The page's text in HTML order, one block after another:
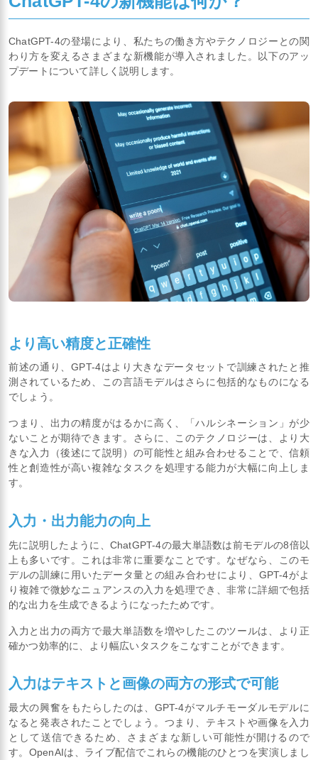
ChatGPT-4の登場により、私たちの働き方やテクノロジーとの関
わり方を変えるさまざまな新機能が導入されました。以下のアッ
プデートについて詳しく説明します。
より高い精度と正確性
前述の通り、GPT-4はより大きなデータセットで訓練されたと推
測されているため、この言語モデルはさらに包括的なものになる
でしょう。
つまり、出力の精度がはるかに高く、「ハルシネーション」が少
ないことが期待できます。さらに、このテクノロジーは、より大
きな入力（後述にて説明）の可能性と組み合わせることで、信頼
性と創造性が高い複雑なタスクを処理する能力が大幅に向上しま
す。
入力・出力能力の向上
先に説明したように、ChatGPT-4の最大単語数は前モデルの8倍以
上も多いです。これは非常に重要なことです。なぜなら、このモ
デルの訓練に用いたデータ量との組み合わせにより、GPT-4がよ
り複雑で微妙なニュアンスの入力を処理でき、非常に詳細で包括
的な出力を生成できるようになったためです。
入力と出力の両方で最大単語数を増やしたこのツールは、より正
確かつ効率的に、より幅広いタスクをこなすことができます。
入力はテキストと画像の両方の形式で可能
最大の興奮をもたらしたのは、GPT-4がマルチモーダルモデルに
なると発表されたことでしょう。つまり、テキストや画像を入力
として送信できるため、さまざまな新しい可能性が開けるので
す。OpenAIは、ライブ配信でこれらの機能のひとつを実演しまし